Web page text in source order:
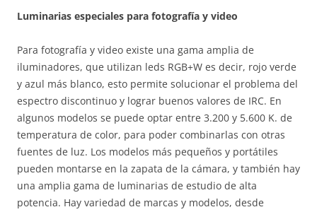
Luminarias especiales para fotografía y video
Para fotografía y video existe una gama amplia de
iluminadores, que utilizan leds RGB+W es decir, rojo verde
y azul más blanco, esto permite solucionar el problema del
espectro discontinuo y lograr buenos valores de IRC. En
algunos modelos se puede optar entre 3.200 y 5.600 K. de
temperatura de color, para poder combinarlas con otras
fuentes de luz. Los modelos más pequeños y portátiles
pueden montarse en la zapata de la cámara, y también hay
una amplia gama de luminarias de estudio de alta
potencia. Hay variedad de marcas y modelos, desde